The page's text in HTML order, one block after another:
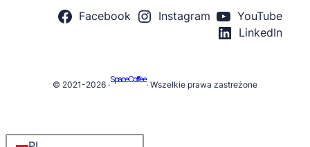
Facebook Instagram
YouTube
LinkedIn
© 2021-2026 ·
SpaceCoffee
· Wszelkie prawa zastreżone